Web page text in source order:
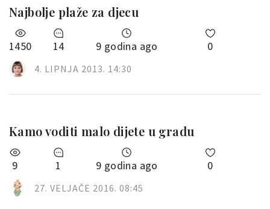
Najbolje plaže za djecu
1450 14 9 godina ago 0
4. LIPNJA 2013. 14:30
Kamo voditi malo dijete u gradu
9 1 9 godina ago 0
27. VELJAČE 2016. 08:45